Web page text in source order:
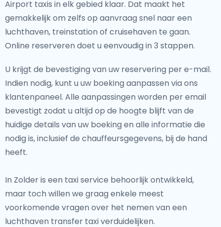
Airport taxis in elk gebied klaar. Dat maakt het
gemakkelijk om zelfs op aanvraag snel naar een
luchthaven, treinstation of cruisehaven te gaan.
Online reserveren doet u eenvoudig in 3 stappen.
U krijgt de bevestiging van uw reservering per e-mail.
Indien nodig, kunt u uw boeking aanpassen via ons
klantenpaneel. Alle aanpassingen worden per email
bevestigt zodat u altijd op de hoogte blijft van de
huidige details van uw boeking en alle informatie die
nodig is, inclusief de chauffeursgegevens, bij de hand
heeft.
In Zolder is een taxi service behoorlijk ontwikkeld,
maar toch willen we graag enkele meest
voorkomende vragen over het nemen van een
luchthaven transfer taxi verduidelijken.